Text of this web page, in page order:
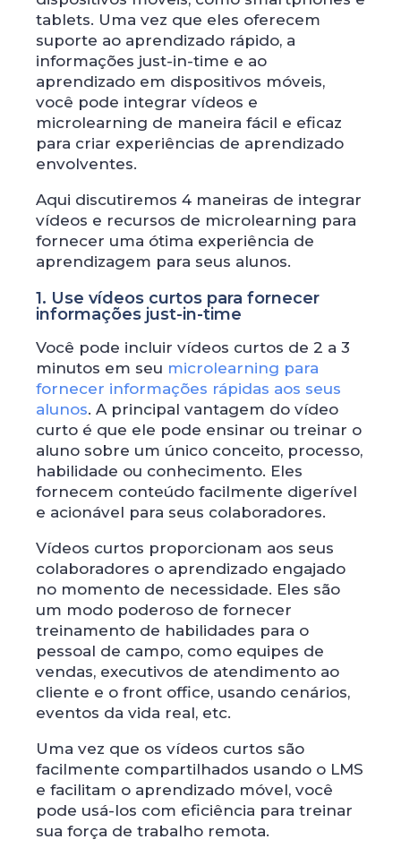
tablets. Uma vez que eles oferecem
suporte ao aprendizado rápido, a
informações just-in-time e ao
aprendizado em dispositivos móveis,
você pode integrar vídeos e
microlearning de maneira fácil e eficaz
para criar experiências de aprendizado
envolventes.
Aqui discutiremos 4 maneiras de integrar
vídeos e recursos de microlearning para
fornecer uma ótima experiência de
aprendizagem para seus alunos.
1. Use vídeos curtos para fornecer
informações just-in-time
Você pode incluir vídeos curtos de 2 a 3
minutos em seu microlearning para
fornecer informações rápidas aos seus
alunos. A principal vantagem do vídeo
curto é que ele pode ensinar ou treinar o
aluno sobre um único conceito, processo,
habilidade ou conhecimento. Eles
fornecem conteúdo facilmente digerível
e acionável para seus colaboradores.
Vídeos curtos proporcionam aos seus
colaboradores o aprendizado engajado
no momento de necessidade. Eles são
um modo poderoso de fornecer
treinamento de habilidades para o
pessoal de campo, como equipes de
vendas, executivos de atendimento ao
cliente e o front office, usando cenários,
eventos da vida real, etc.
Uma vez que os vídeos curtos são
facilmente compartilhados usando o LMS
e facilitam o aprendizado móvel, você
pode usá-los com eficiência para treinar
sua força de trabalho remota.